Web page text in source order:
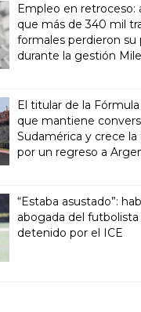
Empleo en retroceso:
que más de 340 mil
formales perdieron su
durante la gestión
El titular de la
que mantiene
Sudamérica y crece
por un regreso a
“Estaba asustado”:
abogada del
detenido por el ICE